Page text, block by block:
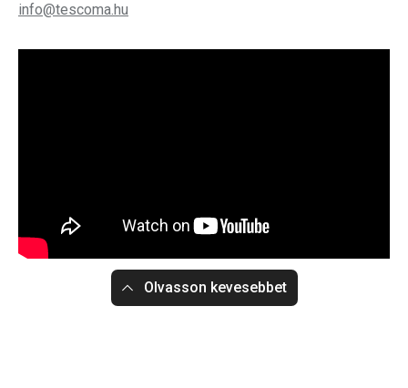
info@tescoma.hu
Olvasson kevesebbet